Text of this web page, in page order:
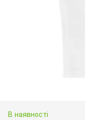
В наявності